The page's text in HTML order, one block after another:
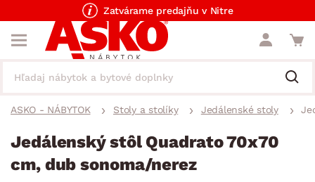
Zatvárame predajňu v Nitre
ASKO - NÁBYTOK Stoly a stolíky Jedálenské stoly
Jedálenský stôl Quadrato 70x70
cm, dub sonoma/nerez